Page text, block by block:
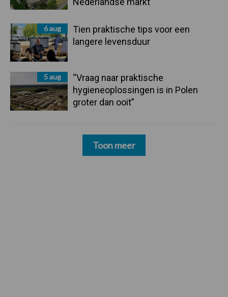
6 aug
Tien praktische tips voor een
langere levensduur
5 aug
“Vraag naar praktische
hygieneoplossingen is in Polen
groter dan ooit”
Toon meer